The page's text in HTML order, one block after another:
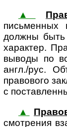
▲
письменных
должны быть
характер.
выводы по
англ./рус.
правового
с
▲
смот­ре­ния